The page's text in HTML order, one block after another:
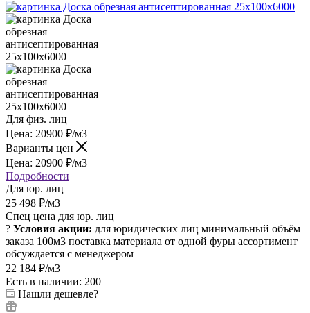
Для физ. лиц
Цена: 20900 ₽/м3
Варианты цен
Цена: 20900 ₽/м3
Подробности
Для юр. лиц
25 498 ₽/м3
Спец цена для юр. лиц
? Условия акции: для юридических лиц минимальный объём
заказа 100м3 поставка материала от одной фуры ассортимент
обсуждается с менеджером
22 184 ₽/м3
Есть в наличии: 200
Нашли дешевле?